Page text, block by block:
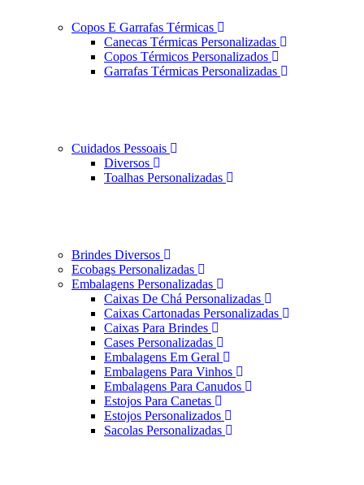
Copos E Garrafas Térmicas
Canecas Térmicas Personalizadas
Copos Térmicos Personalizados
Garrafas Térmicas Personalizadas
Cuidados Pessoais
Diversos
Toalhas Personalizadas
Brindes Diversos
Ecobags Personalizadas
Embalagens Personalizadas
Caixas De Chá Personalizadas
Caixas Cartonadas Personalizadas
Caixas Para Brindes
Cases Personalizadas
Embalagens Em Geral
Embalagens Para Vinhos
Embalagens Para Canudos
Estojos Para Canetas
Estojos Personalizados
Sacolas Personalizadas